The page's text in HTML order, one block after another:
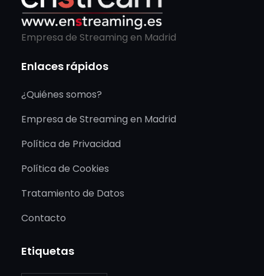
Empresa de Streaming en Madrid
Enlaces rápidos
¿Quiénes somos?
Empresa de Streaming en Madrid
Política de Privacidad
Política de Cookies
Tratamiento de Datos
Contacto
Etiquetas